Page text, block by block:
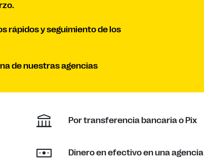
rápidos y seguimiento de los
de nuestras agencias
Por transferencia bancaria o Pix
Dinero en efectivo en una agencia